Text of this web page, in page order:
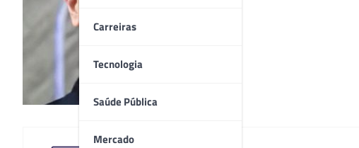
Carreiras
Tecnologia
Saúde Pública
Mercado